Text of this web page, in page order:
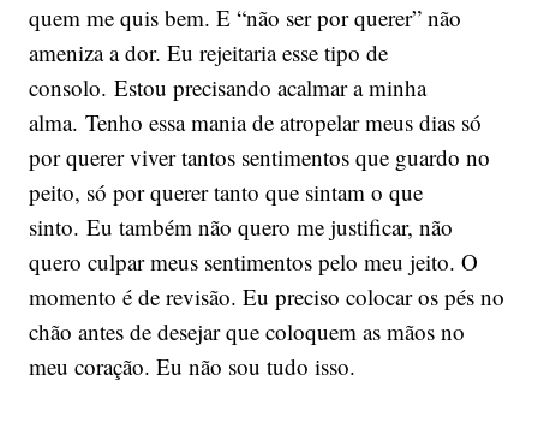
quem me quis bem. E “não ser por querer” não
ameniza a dor. Eu rejeitaria esse tipo de
consolo. Estou precisando acalmar a minha
alma. Tenho essa mania de atropelar meus dias só
por querer viver tantos sentimentos que guardo no
peito, só por querer tanto que sintam o que
sinto. Eu também não quero me justificar, não
quero culpar meus sentimentos pelo meu jeito. O
momento é de revisão. Eu preciso colocar os pés no
chão antes de desejar que coloquem as mãos no
meu coração. Eu não sou tudo isso.